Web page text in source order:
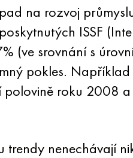
na rozvoj
ISSF
(ve srovnání s
pokles.
polovině roku 2008
trendy nenechávají